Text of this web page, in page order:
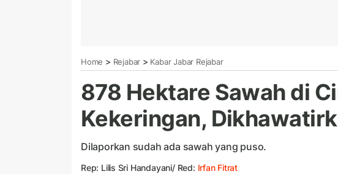
Home > Rejabar > Kabar Jabar Rejabar
878 Hektare Sawah di
Kekeringan,
Dilaporkan sudah ada sawah yang puso.
Rep: Lilis Sri Handayani/ Red: Irfan Fitrat